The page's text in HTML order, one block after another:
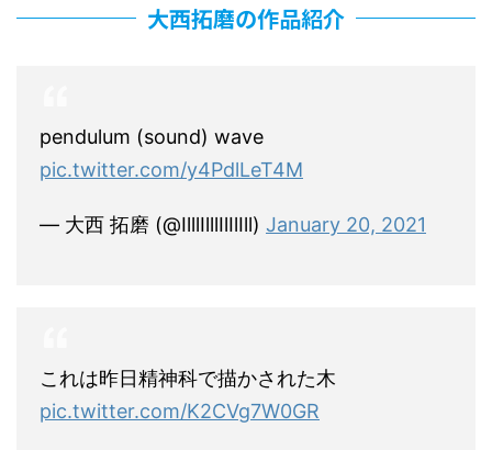
大西拓磨の作品紹介
pendulum (sound) wave
pic.twitter.com/y4PdlLeT4M
— 大西 拓磨 (@IlllIlllIlIlIll) January 20, 2021
これは昨日精神科で描かされた木
pic.twitter.com/K2CVg7W0GR